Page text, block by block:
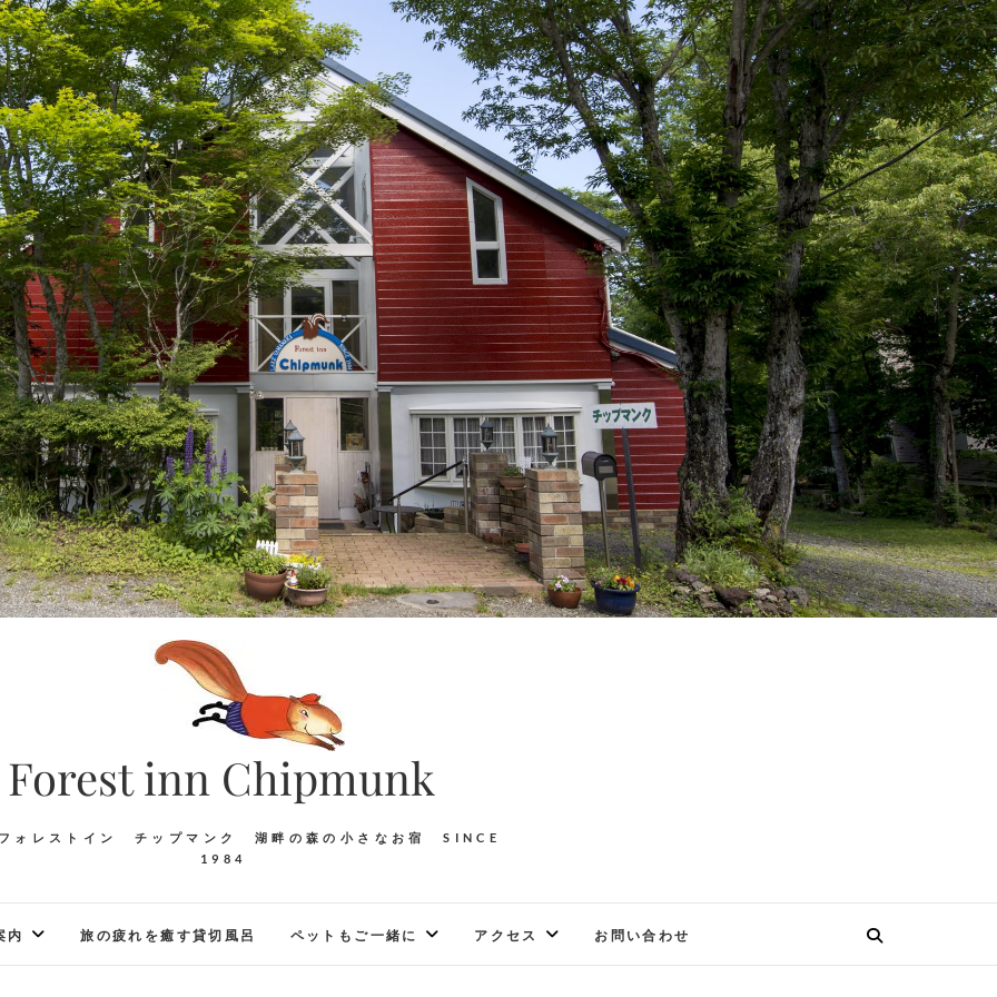
Forest inn Chipmunk
フォレストイン チップマンク 湖畔の森の小さなお宿 SINCE
1984
内 旅の疲れを癒す貸切風呂 ペットもご一緒に アクセス お問い合わせ